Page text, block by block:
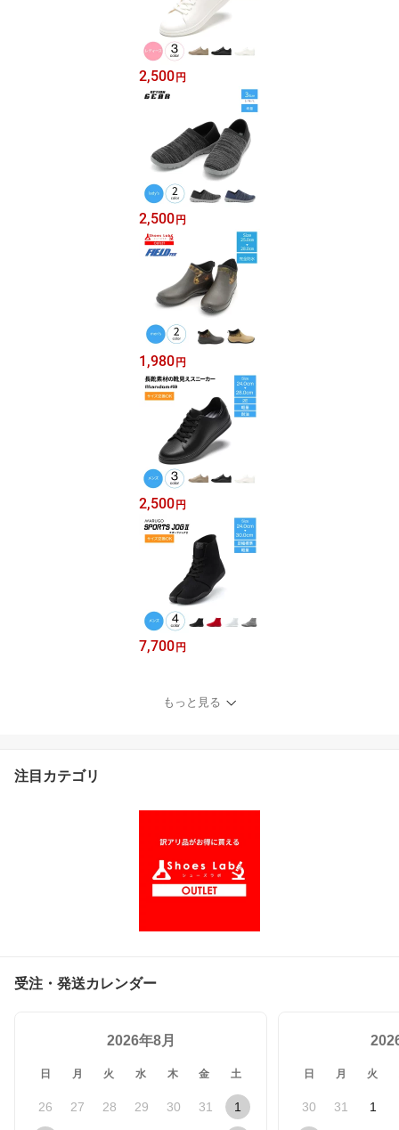
2,500 円
2,500 円
1,980 円
2,500 円
7,700 円
もっと見る
注目カテゴリ
受注・発送カレンダー
2026年8月
日 月 火 水 木 金 土
26 27 28 29 30 31 1
日 月 火
30 31 1